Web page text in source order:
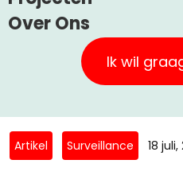
Nederlandse Privacy
Claimstichting CUIC
PrivacyWijzer
Privacy Coalitie
PSD2-me-niet
Over Ons
Privacy First
Onze Successen
Kom in actie
Nieuwsbrieven
Ik wil
Is er toekomst
anonieme
parkeerschijf?
Artikel Surveillance 18 juli,